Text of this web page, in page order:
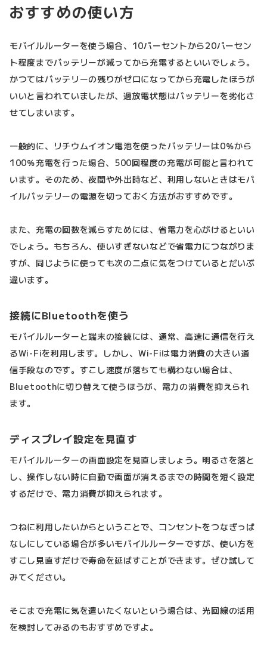
おすすめの使い方
モバイルルーターを使う場合、10パーセントから20パーセン
ト程度までバッテリーが減ってから充電するといいでしょう。
かつてはバッテリーの残りがゼロになってから充電したほうが
いいと言われていましたが、過放電状態はバッテリーを劣化さ
せてしまいます。
一般的に、リチウムイオン電池を使ったバッテリーは0％から
100％充電を行った場合、500回程度の充電が可能と言われて
います。そのため、夜間や外出時など、利用しないときはモバ
イルバッテリーの電源を切っておく方法がおすすめです。
また、充電の回数を減らすためには、省電力を心がけるといい
でしょう。もちろん、使いすぎないなどで省電力につながりま
すが、同じように使っても次の二点に気をつけているとだいぶ
違います。
接続にBluetoothを使う
モバイルルーターと端末の接続には、通常、高速に通信を行え
るWi-Fiを利用します。しかし、Wi-Fiは電力消費の大きい通
信手段なのです。すこし速度が落ちても構わない場合は、
Bluetoothに切り替えて使うほうが、電力の消費を抑えられ
ます。
ディスプレイ設定を見直す
モバイルルーターの画面設定を見直しましょう。明るさを落と
し、操作しない時に自動で画面が消えるまでの時間を短く設定
するだけで、電力消費が抑えられます。
つねに利用したいからということで、コンセントをつなぎっぱ
なしにしている場合が多いモバイルルーターですが、使い方を
すこし見直すだけで寿命を延ばすことができます。ぜひ試して
みてください。
そこまで充電に気を遣いたくないという場合は、光回線の活用
を検討してみるのもおすすめですよ。